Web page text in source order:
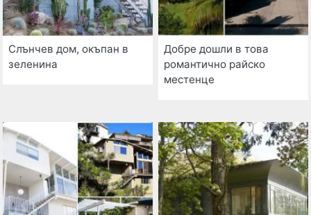
Слънчев дом, окъпан в
зеленина
Добре дошли в това
романтично райско
местенце